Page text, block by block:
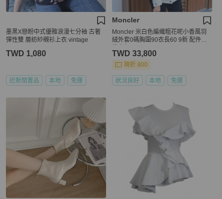
墨黑X戀粉中式優雅浪漫七分袖 古著
彈性雙 層紡紗襯衫上衣 vintage
TWD 1,080
近新閒置品 本地 免運
Moncler
Moncler 米白色編織粗花呢小香風羽
絨外套0碼胸圍90衣長60 9新 配件塵
TWD 33,800
現折 800
狀況良好 本地 免運